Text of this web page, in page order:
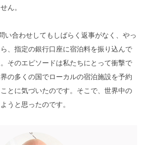
ん。
合わせしてもしばらく返事がなく、やっ
、指定の銀行口座に宿泊料を振り込んで
そのエピソードは私たちにとって衝撃で
の多くの国でローカルの宿泊施設を予約
とに気づいたのです。そこで、世界中の
うと思ったのです。